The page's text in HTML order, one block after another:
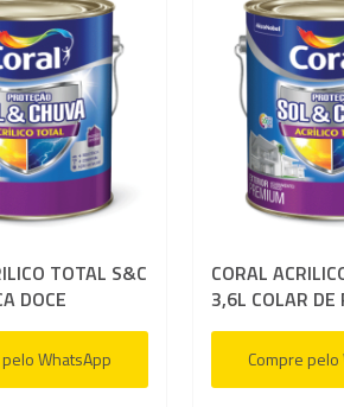
TOTAL S&C
DOCE
WhatsApp
Adicionar
à
lista
de
desejos
Adicionar
para
Comparar
CORAL
3,6L COLAR DE
Compre